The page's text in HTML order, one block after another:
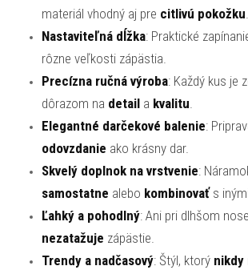
materiál vhodný aj pre citlivú pokožku.
Nastaviteľná dĺžka: Praktické
rôzne veľkosti zápästia.
Precízna ručná výroba: Každý kus je
dôrazom na detail a kvalitu.
Elegantné darčekové balenie:
odovzdanie ako krásny dar.
Skvelý doplnok na vrstvenie:
samostatne alebo kombinovaťs
Ľahký a pohodlný: Ani pri dlhšom
nezatažuje zápästie.
Trendy a nadčasový: Štýl, ktorý nikdy